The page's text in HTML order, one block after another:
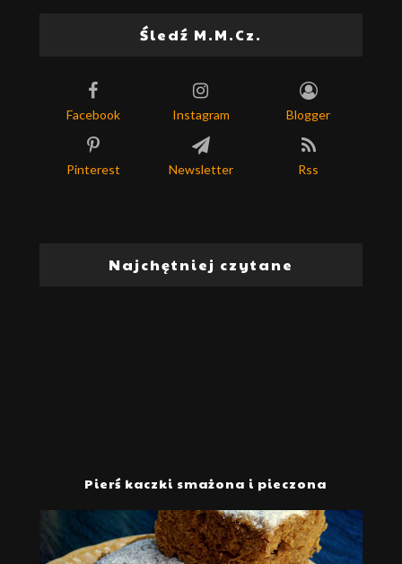
Śledź M.M.Cz.
Facebook Instagram Blogger
Pinterest Newsletter Rss
Najchętniej czytane
Pierś kaczki smażona i pieczona